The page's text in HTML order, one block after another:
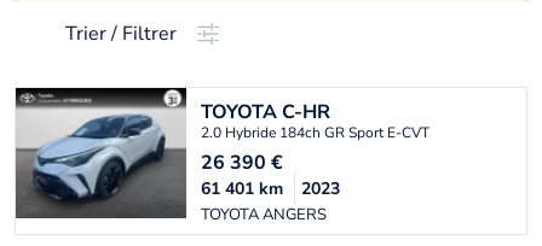
Trier / Filtrer
TOYOTAC-HR
2.0 Hybride 184ch GR Sport E-CVT
26 390 €
TOYOTA ANGERS
61 401 km 2023